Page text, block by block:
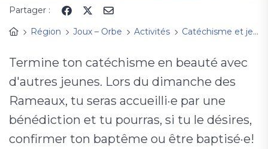
Partager :
Région
Joux – Orbe Activités Catéchisme et jeunesse
Termine ton catéchisme en beauté avec
d'autres jeunes. Lors du dimanche des
Rameaux, tu seras accueilli·e par une
bénédiction et tu pourras, si tu le désires,
confirmer ton baptême ou être baptisé·e!